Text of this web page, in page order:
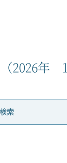
2026年 1
索